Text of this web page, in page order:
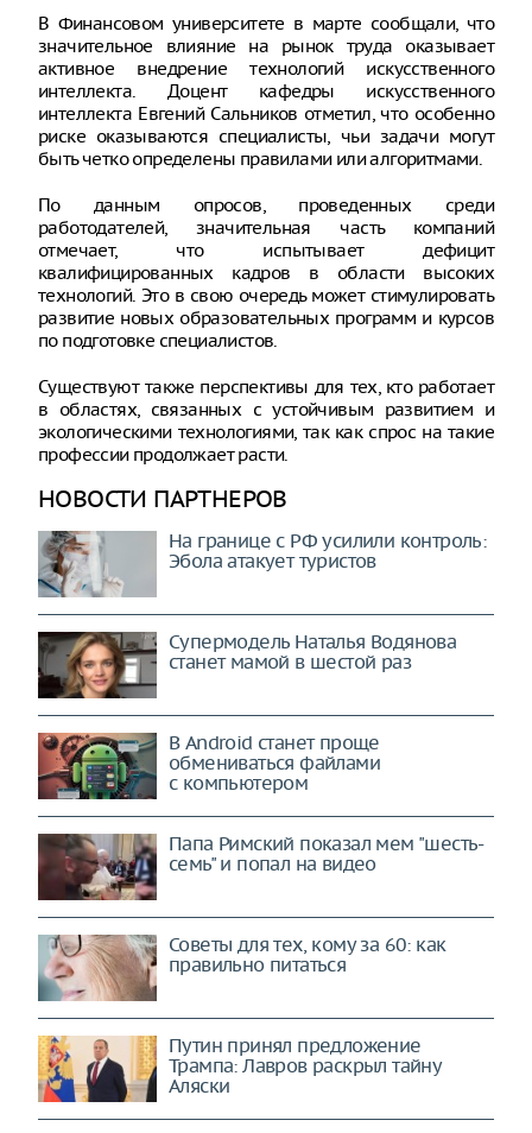
В Финансовом университете в марте сообщали, что
значительное влияние на рынок труда оказывает
активное внедрение технологий искусственного
интеллекта. Доцент кафедры искусственного
интеллекта Евгений Сальников отметил, что особенно
риске оказываются специалисты, чьи задачи могут
быть четко определены правилами или алгоритмами.
По данным опросов, проведенных среди
работодателей, значительная часть компаний
отмечает, что испытывает дефицит
квалифицированных кадров в области высоких
технологий. Это в свою очередь может стимулировать
развитие новых образовательных программ и курсов
по подготовке специалистов.
Существуют также перспективы для тех, кто работает
в областях, связанных с устойчивым развитием и
экологическими технологиями, так как спрос на такие
профессии продолжает расти.
НОВОСТИ ПАРТНЕРОВ
На границе с РФ усилили контроль:
Эбола атакует туристов
Супермодель Наталья Водянова
станет мамой в шестой раз
В Android станет проще
обмениваться файлами
с компьютером
Папа Римский показал мем "шесть-
семь" и попал на видео
Советы для тех, кому за 60: как
правильно питаться
Путин принял предложение
Трампа: Лавров раскрыл тайну
Аляски